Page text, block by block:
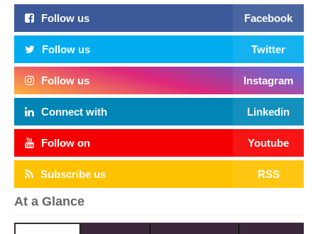
Follow us Facebook
Follow us Twitter
Follow us Instagram
Connect with Linkedin
Follow on Youtube
Subscribe us RSS
At a Glance